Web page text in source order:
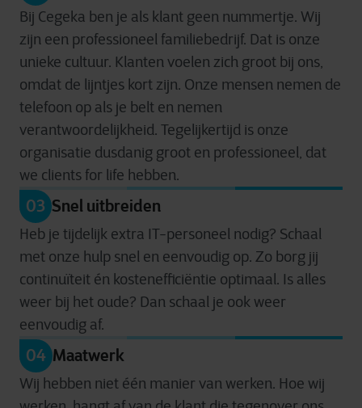
Bij Cegeka ben je als klant geen nummertje. Wij
zijn een professioneel familiebedrijf. Dat is onze
unieke cultuur. Klanten voelen zich groot bij ons,
omdat de lijntjes kort zijn. Onze mensen nemen de
telefoon op als je belt en nemen
verantwoordelijkheid. Tegelijkertijd is onze
organisatie dusdanig groot en professioneel, dat
we clients for life hebben.
03 Snel uitbreiden
Heb je tijdelijk extra IT-personeel nodig? Schaal
met onze hulp snel en eenvoudig op. Zo borg jij
continuïteit én kostenefficiëntie optimaal. Is alles
weer bij het oude? Dan schaal je ook weer
eenvoudig af.
04 Maatwerk
Wij hebben niet één manier van werken. Hoe wij